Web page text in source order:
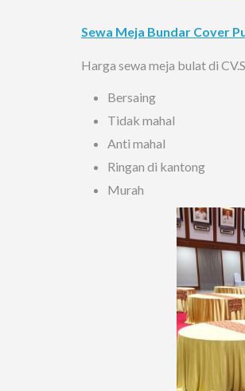
Sewa Meja Bundar Cover
Harga sewa meja bulat di
Bersaing
Tidak mahal
Anti mahal
Ringan di kantong
Murah